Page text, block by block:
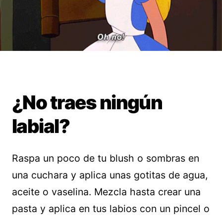
¿No traes ningún
labial?
Raspa un poco de tu blush o sombras en
una cuchara y aplica unas gotitas de agua,
aceite o vaselina. Mezcla hasta crear una
pasta y aplica en tus labios con un pincel o